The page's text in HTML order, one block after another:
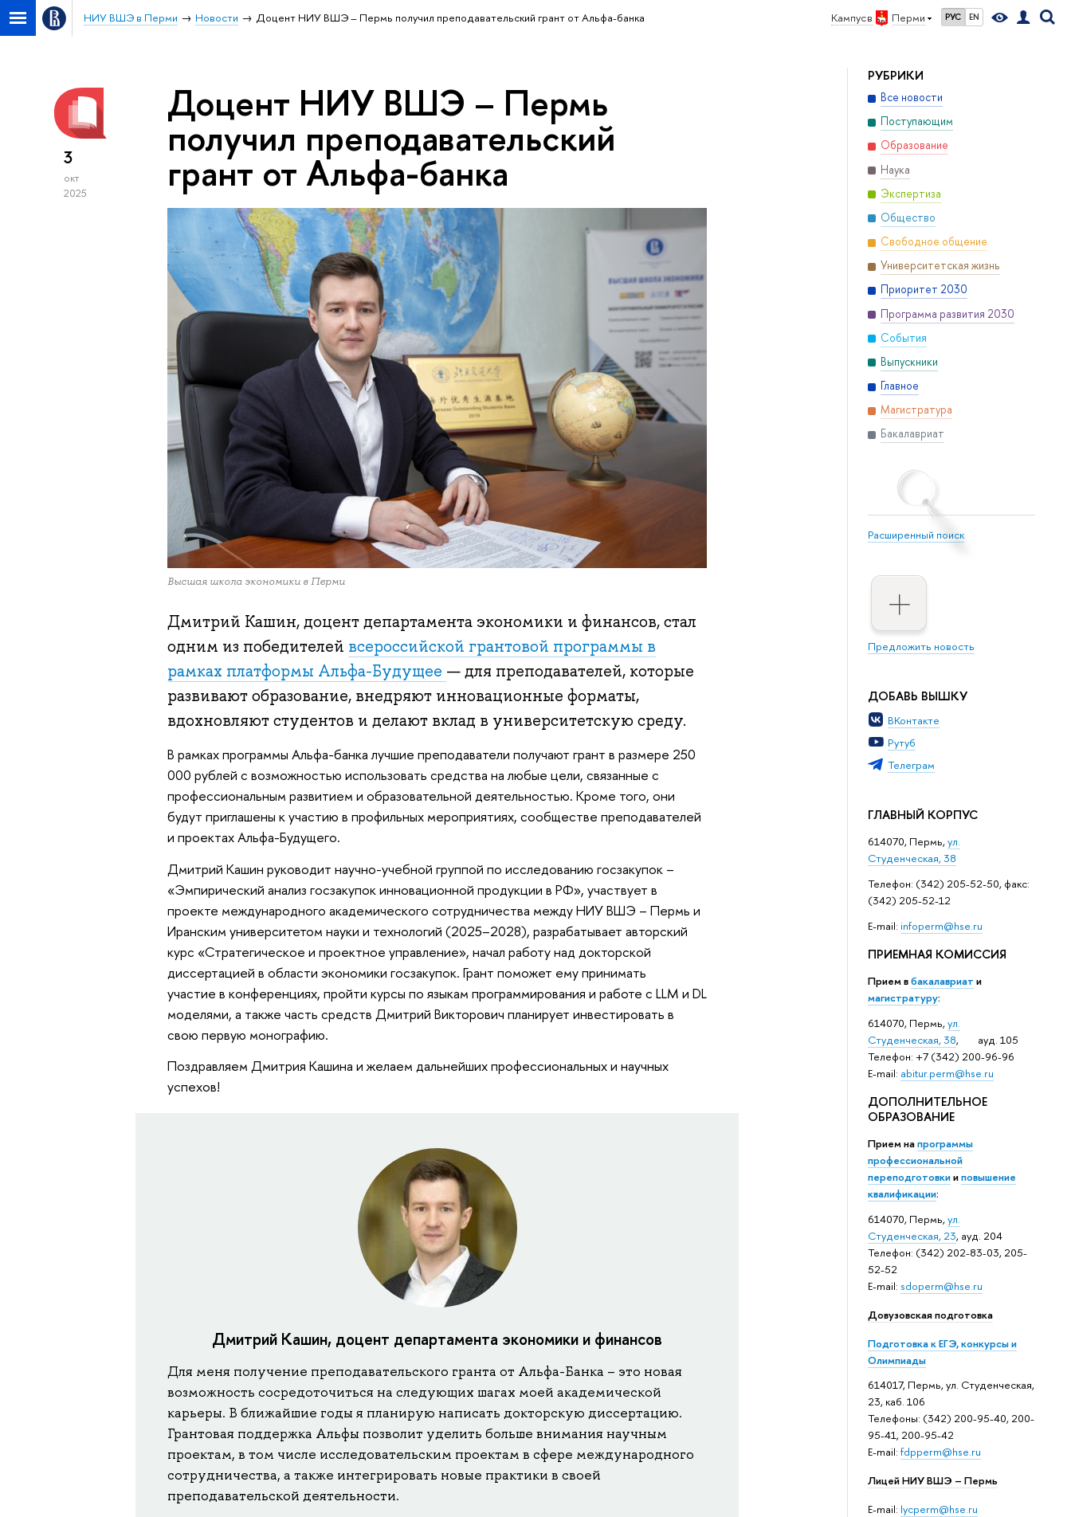
Кампус в Перми РУС EN
НИУ ВШЭ в Перми Новости Доцент НИУ ВШЭ – Пермь получил преподавательский грант от Альфа-банка
РУБРИКИ
Все новости
Поступающим
Образование
Наука
Экспертиза
Общество
Свободное общение
Университетская жизнь
Приоритет 2030
Программа развития 2030
События
Выпускники
Главное
Магистратура
Бакалавриат
Расширенный поиск
Предложить новость
ДОБАВЬ ВЫШКУ
ВКонтакте
Рутуб
Телеграм
ГЛАВНЫЙ КОРПУС
614070, Пермь,ул.
Студенческая, 38
Телефон: (342) 205-52-50, факс:
(342) 205-52-12
Е-mail: infoperm@hse.ru
ПРИЕМНАЯ КОМИССИЯ
Прием вбакалавриат и
магистратуру:
614070, Пермь,ул.
Студенческая, 38, ауд. 105
Телефон: +7 (342) 200-96-96
E-mail: abitur.perm@hse.ru
ДОПОЛНИТЕЛЬНОЕ
ОБРАЗОВАНИЕ
Прием напрограммы
профессиональной
переподготовкииповышение
квалификации:
614070, Пермь,ул.
Студенческая, 23, ауд. 204
Телефон: (342) 202-83-03, 205-
52-52
E-mail: sdoperm@hse.ru
Довузовская подготовка
Подготовка к ЕГЭ, конкурсы и
Олимпиады
614017, Пермь, ул. Студенческая,
23, каб. 106
Телефоны: (342) 200-95-40, 200-
95-41, 200-95-42
E-mail: fdpperm@hse.ru
Лицей НИУ ВШЭ – Пермь
E-mail: lycperm@hse.ru
3
окт
2025
Доцент НИУ ВШЭ – Пермь
получил преподавательский
грант от Альфа-банка
Высшая школа экономики в Перми
Дмитрий Кашин, доцент департамента экономики и финансов, стал
одним из победителей всероссийской грантовой программы в
рамках платформы Альфа-Будущее — для преподавателей, которые
развивают образование, внедряют инновационные форматы,
вдохновляют студентов и делают вклад в университетскую среду.
В рамках программы Альфа-банка лучшие преподаватели получают грант в размере 250
000 рублей с возможностью использовать средства на любые цели, связанные с
профессиональным развитием и образовательной деятельностью. Кроме того, они
будут приглашены к участию в профильных мероприятиях, сообществе преподавателей
и проектах Альфа-Будущего.
Дмитрий Кашин руководит научно-учебной группой по исследованию госзакупок –
«Эмпирический анализ госзакупок инновационной продукции в РФ», участвует в
проекте международного академического сотрудничества между НИУ ВШЭ – Пермь и
Иранским университетом науки и технологий (2025–2028), разрабатывает авторский
курс «Стратегическое и проектное управление», начал работу над докторской
диссертацией в области экономики госзакупок. Грант поможет ему принимать
участие в конференциях, пройти курсы по языкам программирования и работе с LLM и DL
моделями, а также часть средств Дмитрий Викторович планирует инвестировать в
свою первую монографию.
Поздравляем Дмитрия Кашина и желаем дальнейших профессиональных и научных
успехов!
Дмитрий Кашин, доцент департамента экономики и финансов
Для меня получение преподавательского гранта от Альфа-Банка – это новая
возможность сосредоточиться на следующих шагах моей академической
карьеры. В ближайшие годы я планирую написать докторскую диссертацию.
Грантовая поддержка Альфы позволит уделить больше внимания научным
проектам, в том числе исследовательским проектам в сфере международного
сотрудничества, а также интегрировать новые практики в своей
преподавательской деятельности.